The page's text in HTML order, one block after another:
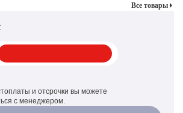
Все товары
и отсрочки вы можете
с менеджером.